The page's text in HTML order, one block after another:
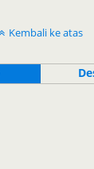
Kembali ke atas